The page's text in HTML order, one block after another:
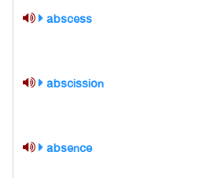
abscess
abscission
absence